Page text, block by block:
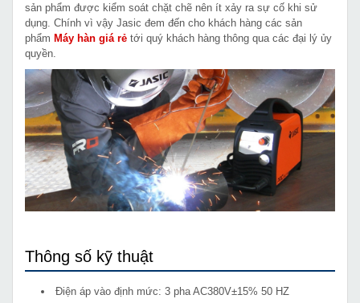
sản phẩm được kiểm soát chặt chẽ nên ít xảy ra sự cố khi sử
dụng. Chính vì vậy Jasic đem đến cho khách hàng các sản
phẩm Máy hàn giá rẻ tới quý khách hàng thông qua các đại lý ủy
quyền.
Thông số kỹ thuật
Điện áp vào định mức: 3 pha AC380V±15% 50 HZ